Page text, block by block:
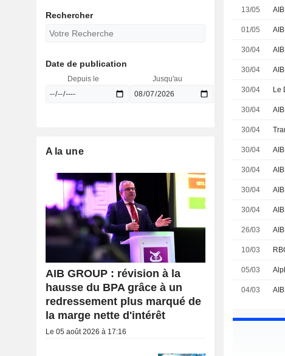
13/05
01/05
30/04
30/04
30/04 Le
30/04
30/04
30/04
30/04
30/04
30/04
26/03
10/03
05/03
04/03
Rechercher
Date de publication
Depuis le Jusqu'au
A la une
AIB GROUP : révision à la
hausse du BPA grâce à un
redressement plus marqué de
la marge nette d'intérêt
Le 05 août 2026 à 17:16